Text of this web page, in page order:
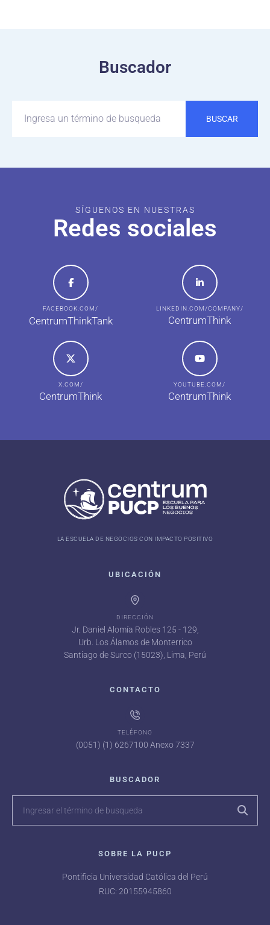
Buscador
BUSCAR
SÍGUENOS EN NUESTRAS
Redes sociales
FACEBOOK.COM/
CentrumThinkTank
LINKEDIN.COM/COMPANY/
CentrumThink
X.COM/
CentrumThink
YOUTUBE.COM/
CentrumThink
LA ESCUELA DE NEGOCIOS CON IMPACTO POSITIVO
UBICACIÓN
DIRECCIÓN
Jr. Daniel Alomía Robles 125 - 129,
Urb. Los Álamos de Monterrico
Santiago de Surco (15023), Lima, Perú
CONTACTO
TELÉFONO
(0051) (1) 6267100 Anexo 7337
BUSCADOR
SOBRE LA PUCP
Pontificia Universidad Católica del Perú
RUC: 20155945860